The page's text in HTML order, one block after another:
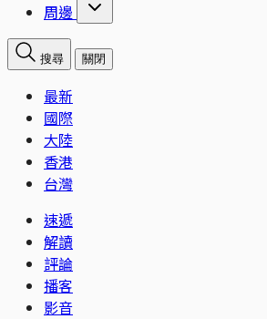
周邊
搜尋 關閉
最新
國際
大陸
香港
台灣
速遞
解讀
評論
播客
影音